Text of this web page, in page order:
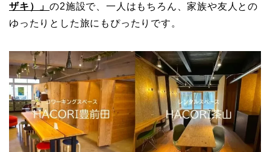
ザキ）」の2施設で、一人はもちろん、家族や友人との
ゆったりとした旅にもぴったりです。